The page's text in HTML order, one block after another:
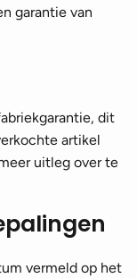
garantie van
dit
artikel
uitleg over te
vermeld op het